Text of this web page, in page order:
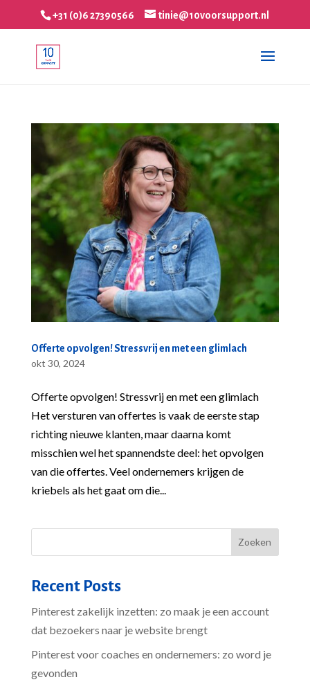
+31 (0)6 27390566 tinie@10voorsupport.nl
Offerte opvolgen! Stressvrij en met een glimlach
okt 30, 2024
Offerte opvolgen! Stressvrij en met een glimlach
Het versturen van offertes is vaak de eerste stap
richting nieuwe klanten, maar daarna komt
misschien wel het spannendste deel: het opvolgen
van die offertes. Veel ondernemers krijgen de
kriebels als het gaat om die...
Zoeken
Recent Posts
Pinterest zakelijk inzetten: zo maak je een account
dat bezoekers naar je website brengt
Pinterest voor coaches en ondernemers: zo word je
gevonden